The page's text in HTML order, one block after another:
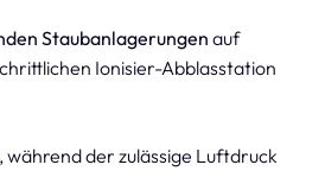
Staubanlagerungen auf
Ionisier-Abblasstation
während der zulässige Luftdruck